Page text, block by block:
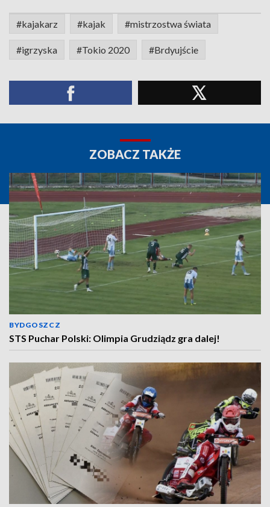
#kajakarz #kajak #mistrzostwa świata
#igrzyska #Tokio 2020 #Brdyujście
ZOBACZ TAKŻE
BYDGOSZCZ
STS Puchar Polski: Olimpia Grudziądz gra dalej!